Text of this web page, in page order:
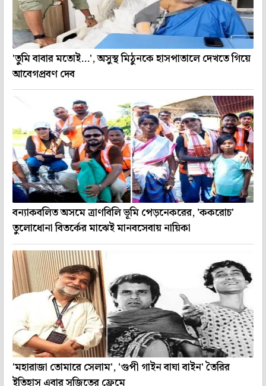
'তুমি বাবার মতোই...', অসুস্থ মিঠুনকে হাসপাতালে দেখতে গিয়ে
আবেগপ্রবণ দেব
বন্যাকবলিত অসমে ত্রাণবিলি ভূমি পেড়নেকরের, 'ককরোচ'
তুলোধোনা বিতর্কের মাঝেই মানবসেবায় নায়িকা
'মহারাজা তোমারে সেলাম', 'গুপী গাইন বাঘা বাইন' তৈরির